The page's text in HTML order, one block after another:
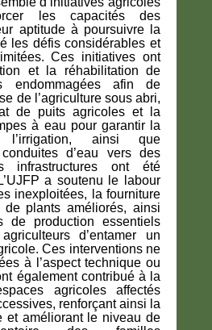
les capacités des
aptitude à poursuivre la
les défis considérables et
Ces initiatives ont
et la réhabilitation de
endommagées afin de
de l’agriculture sous abri,
de puits agricoles et la
à eau pour garantir la
ainsi que
conduites d’eau vers des
infrastructures ont été
a soutenu le labour
inexploitées, la fourniture
plants améliorés, ainsi
de production essentiels
d’entamer un
Ces interventions ne
à l’aspect technique ou
également contribué à la
agricoles affectés
renforçant ainsi la
et améliorant le niveau de